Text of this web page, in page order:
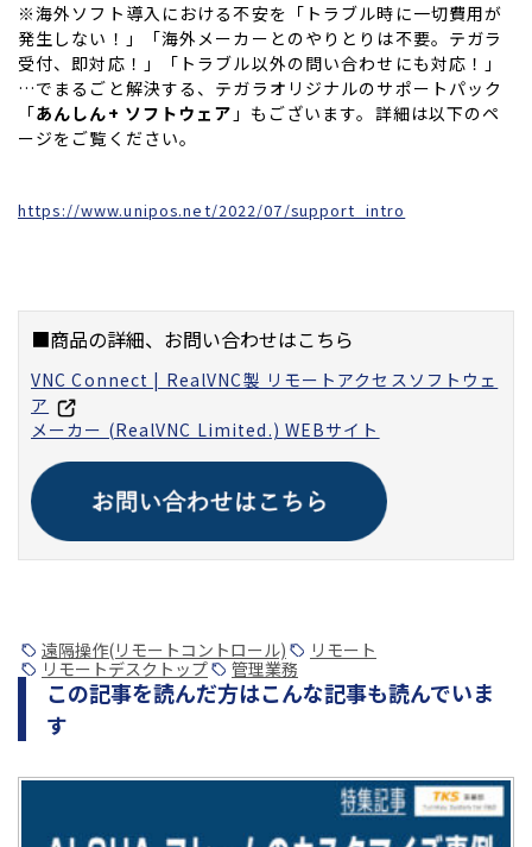
※海外ソフト導入における不安を「トラブル時に一切費用が
発生しない！」「海外メーカーとのやりとりは不要。テガラ
受付、即対応！」「トラブル以外の問い合わせにも対応！」
…でまるごと解決する、テガラオリジナルのサポートパック
「あんしん+ ソフトウェア 」もございます。詳細は以下のペ
ージをご覧ください。
https://www.unipos.net/2022/07/support_intro
■商品の詳細、お問い合わせはこちら
VNC Connect | RealVNC製 リモートアクセスソフトウェ
ア
メーカー (RealVNC Limited.) WEBサイト
遠隔操作(リモートコントロール)
リモート
リモートデスクトップ
管理業務
この記事を読んだ方はこんな記事も読んでいま
す